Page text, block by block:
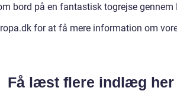
bord på en fantastisk togrejse gennem
for at få mere information om
Få læst flere indlæg her